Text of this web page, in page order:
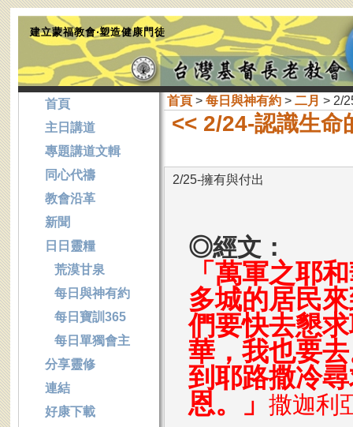
建立蒙福教會‧塑造健康門徒
首頁> 每日與神有約> 二月 > 2/
<< 2/24-認識生命
2/25-擁有與付出
◎經文：
「萬軍之耶
多城的居民
們要快去懇
華，我也要
到耶路撒冷
恩。」 撒迦利
首頁
主日講道
專題講道文輯
同心代禱
教會沿革
新聞
日日靈糧
荒漠甘泉
每日與神有約
每日寶訓365
每日單獨會主
分享靈修
連結
好康下載